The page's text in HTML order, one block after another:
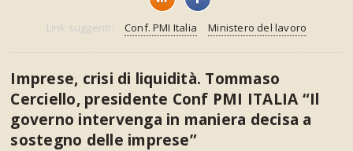
Link suggeriti: Conf. PMI Italia Ministero del lavoro
Imprese, crisi di liquidità. Tommaso
Cerciello, presidente Conf PMI ITALIA “Il
governo intervenga in maniera decisa a
sostegno delle imprese”